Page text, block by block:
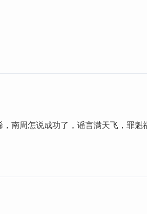
南周怎说成功了，谣言满天飞，罪魁